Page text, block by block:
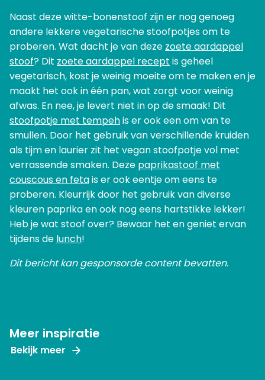
Naast deze witte-bonenstoof zijn er nog genoeg
andere lekkere vegetarische stoofpotjes om te
proberen. Wat dacht je van deze zoete aardappel
stoof? Dit zoete aardappel recept is geheel
vegetarisch, kost je weinig moeite om te maken en je
maakt het ook in één pan, wat zorgt voor weinig
afwas. En nee, je levert niet in op de smaak! Dit
stoofpotje met tempehis er ook een om van te
smullen. Door het gebruik van verschillende kruiden
als tijm en laurier zit het vegan stoofpotje vol met
verrassende smaken. Deze paprikastoof met
couscous en fetais er ook eentje om eens te
proberen. Kleurrijk door het gebruik van diverse
kleuren paprika en ook nog eens hartstikke lekker!
Heb je wat stoof over? Bewaar het en geniet ervan
tijdens de lunch!
Dit bericht kan gesponsorde content bevatten.
Meer inspiratie
Bekijk meer